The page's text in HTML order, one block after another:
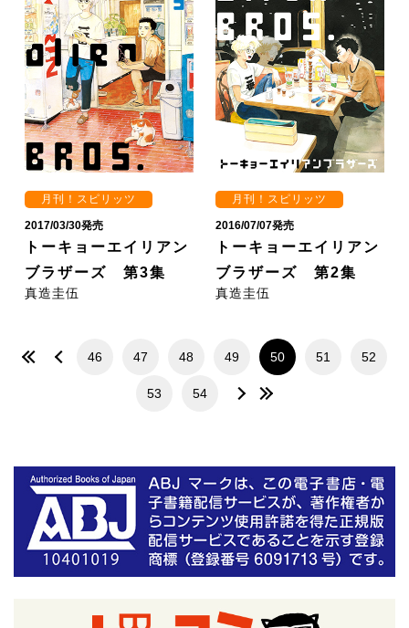
月刊！スピリッツ
2017/03/30発売
トーキョーエイリアン
ブラザーズ 第3集
真造圭伍
月刊！スピリッツ
2016/07/07発売
トーキョーエイリアン
ブラザーズ 第2集
真造圭伍
46 47 48 49 50 51 52
53 54